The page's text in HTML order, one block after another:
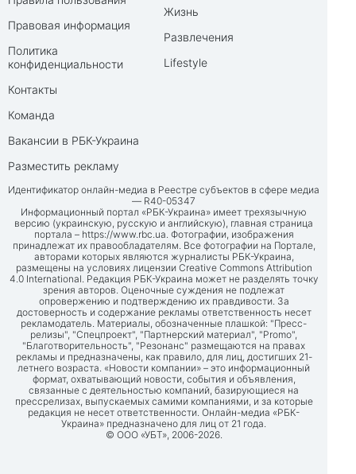
Правовая информация
Политика
конфиденциальности
Контакты
Команда
Вакансии в РБК-Украина
Разместить рекламу
Жизнь
Развлечения
Lifestyle
Идентификатор онлайн-медиа в Реестре субъектов в сфере медиа
— R40-05347
Информационный портал «РБК-Украина» имеет трехязычную
версию (украинскую, русскую и английскую), главная страница
портала – https://www.rbc.ua. Фотографии, изображения
принадлежат их правообладателям. Все фотографии на Портале,
авторами которых являются журналисты РБК-Украина,
размещены на условиях лицензии Creative Commons Attribution
4.0 International. Редакция РБК-Украина может не разделять точку
зрения авторов. Оценочные суждения не подлежат
опровержению и подтверждению их правдивости. За
достоверность и содержание рекламы ответственность несет
рекламодатель. Материалы, обозначенные плашкой: "Пресс-
релизы", "Спецпроект", "Партнерский материал", "Promo",
"Благотворительность", "Резонанс" размещаются на правах
рекламы и предназначены, как правило, для лиц, достигших 21-
летнего возраста. «Новости компании» – это информационный
формат, охватывающий новости, события и объявления,
связанные с деятельностью компаний, базирующиеся на
прессрелизах, выпускаемых самими компаниями, и за которые
редакция не несет ответственности. Онлайн-медиа «РБК-
Украина» предназначено для лиц от 21 года.
© ООО «УБТ», 2006-2026.